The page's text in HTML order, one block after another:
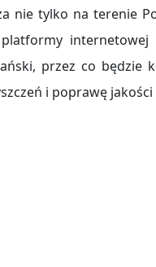
tylko na terenie
przez co będzie
i poprawę jakości